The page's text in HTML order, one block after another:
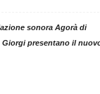
sonora Agorà di
Giorgi presentano il